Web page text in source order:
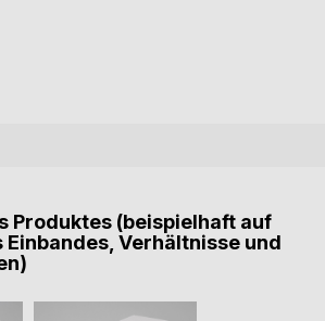
Produktes (beispielhaft auf
Einbandes, Verhältnisse und